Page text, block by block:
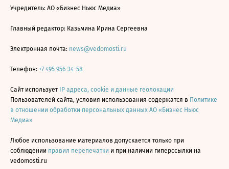
Учредитель: АО «Бизнес Ньюс Медиа»
Главный редактор: Казьмина Ирина Сергеевна
Электронная почта: news@vedomosti.ru
Телефон: +7 495 956-34-58
Сайт использует IP адреса, cookie и данные геолокации
Пользователей сайта, условия использования содержатся в Политике
в отношении обработки персональных данных АО «Бизнес Ньюс
Медиа»
Любое использование материалов допускается только при
соблюдении правил перепечатки и при наличии гиперссылки на
vedomosti.ru